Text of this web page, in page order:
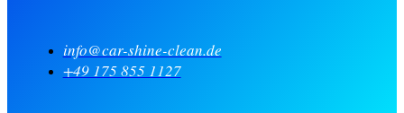
info@car-shine-clean.de
+49 175 855 1127